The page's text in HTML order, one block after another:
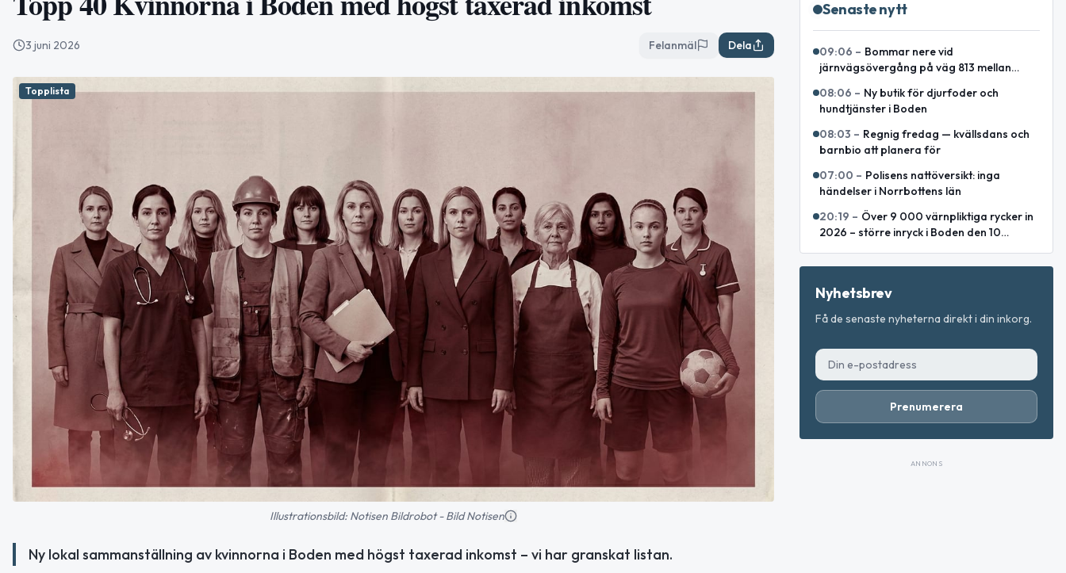
3 juni 2026 Felanmäl Dela
Topplista
Illustrationsbild: Notisen Bildrobot - Bild Notisen
Ny lokal sammanställning av kvinnorna i Boden med högst taxerad inkomst – vi har granskat listan.
Senaste nytt
09:06 – Bommar nere vid
järnvägsövergång på väg 813 mellan
08:06 – Ny butik för djurfoder och
hundtjänster i Boden
08:03 – Regnig fredag — kvällsdans och
barnbio att planera för
07:00 – Polisens nattöversikt: inga
händelser i Norrbottens län
20:19 – Över 9 000 värnpliktiga rycker in
2026 – större inryck i Boden den 10
Nyhetsbrev
Få de senaste nyheterna direkt i din inkorg.
Prenumerera
ANNONS